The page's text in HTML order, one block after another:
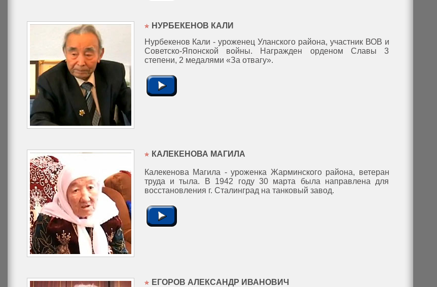
НУРБЕКЕНОВ КАЛИ
Нурбекенов Кали - уроженец Уланского района, участник ВОВ и
Советско-Японской войны. Награжден орденом Славы 3
степени, 2 медалями «За отвагу».
КАЛЕКЕНОВА МАГИЛА
Калекенова Магила - уроженка Жарминского района, ветеран
труда и тыла. В 1942 году 30 марта была направлена для
восстановления г. Сталинград на танковый завод.
ЕГОРОВ АЛЕКСАНДР ИВАНОВИЧ